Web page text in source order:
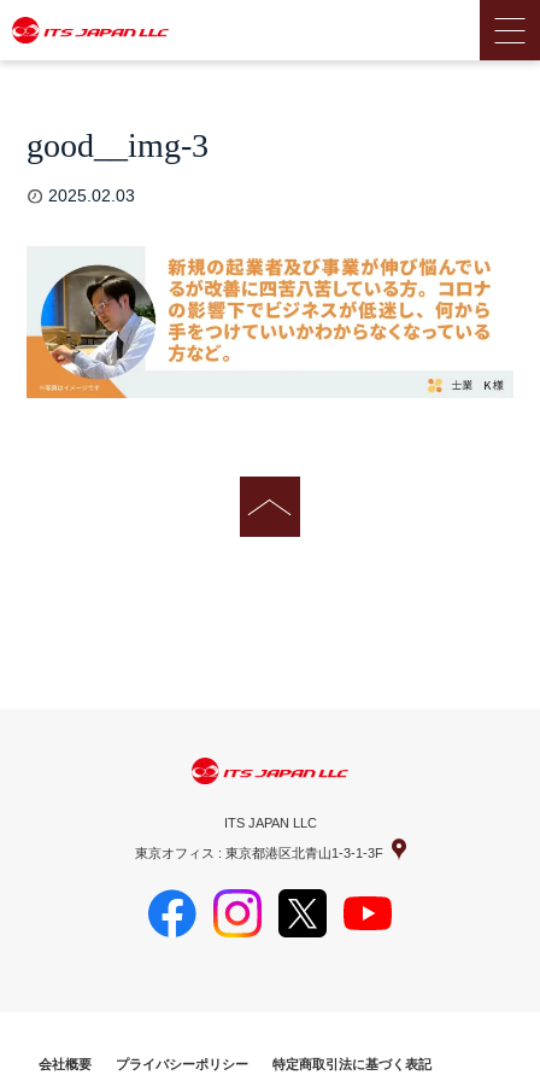
good__img-3
2025.02.03
ITS JAPAN LLC
東京オフィス : 東京都港区北青山1-3-1-3F
会社概要 プライバシーポリシー 特定商取引法に基づく表記